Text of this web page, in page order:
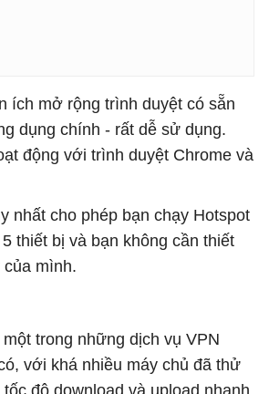
ích mở rộng trình duyệt có sẵn
dụng chính - rất dễ sử dụng.
động với trình duyệt Chrome và
nhất cho phép bạn chạy Hotspot
thiết bị và bạn không cần thiết
của mình.
trong những dịch vụ VPN
với khá nhiều máy chủ đã thử